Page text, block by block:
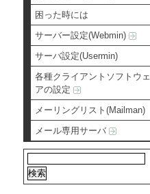
困った時には
サーバー設定(Webmin)
サーバ設定(Usermin)
各種クライアントソフトウェ
アの設定
メーリングリスト(Mailman)
メール専用サーバ